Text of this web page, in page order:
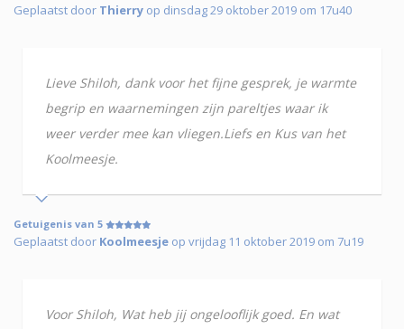
Geplaatst door Thierry op dinsdag 29 oktober 2019 om 17u40
Lieve Shiloh, dank voor het fijne gesprek, je warmte
begrip en waarnemingen zijn pareltjes waar ik
weer verder mee kan vliegen.Liefs en Kus van het
Koolmeesje.
Getuigenis van 5
Geplaatst door Koolmeesje op vrijdag 11 oktober 2019 om 7u19
Voor Shiloh, Wat heb jij ongelooflijk goed. En wat